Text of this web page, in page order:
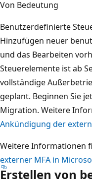
Von Bedeutung
Benutzerdefinierte
Hinzufügen neuer
und das Bearbeiten
Steuerelemente ist ab
vollständige
geplant. Beginnen Sie
Migration. Weitere
Ankündigung der
Weitere Informationen
externer MFA in
Erstellen von